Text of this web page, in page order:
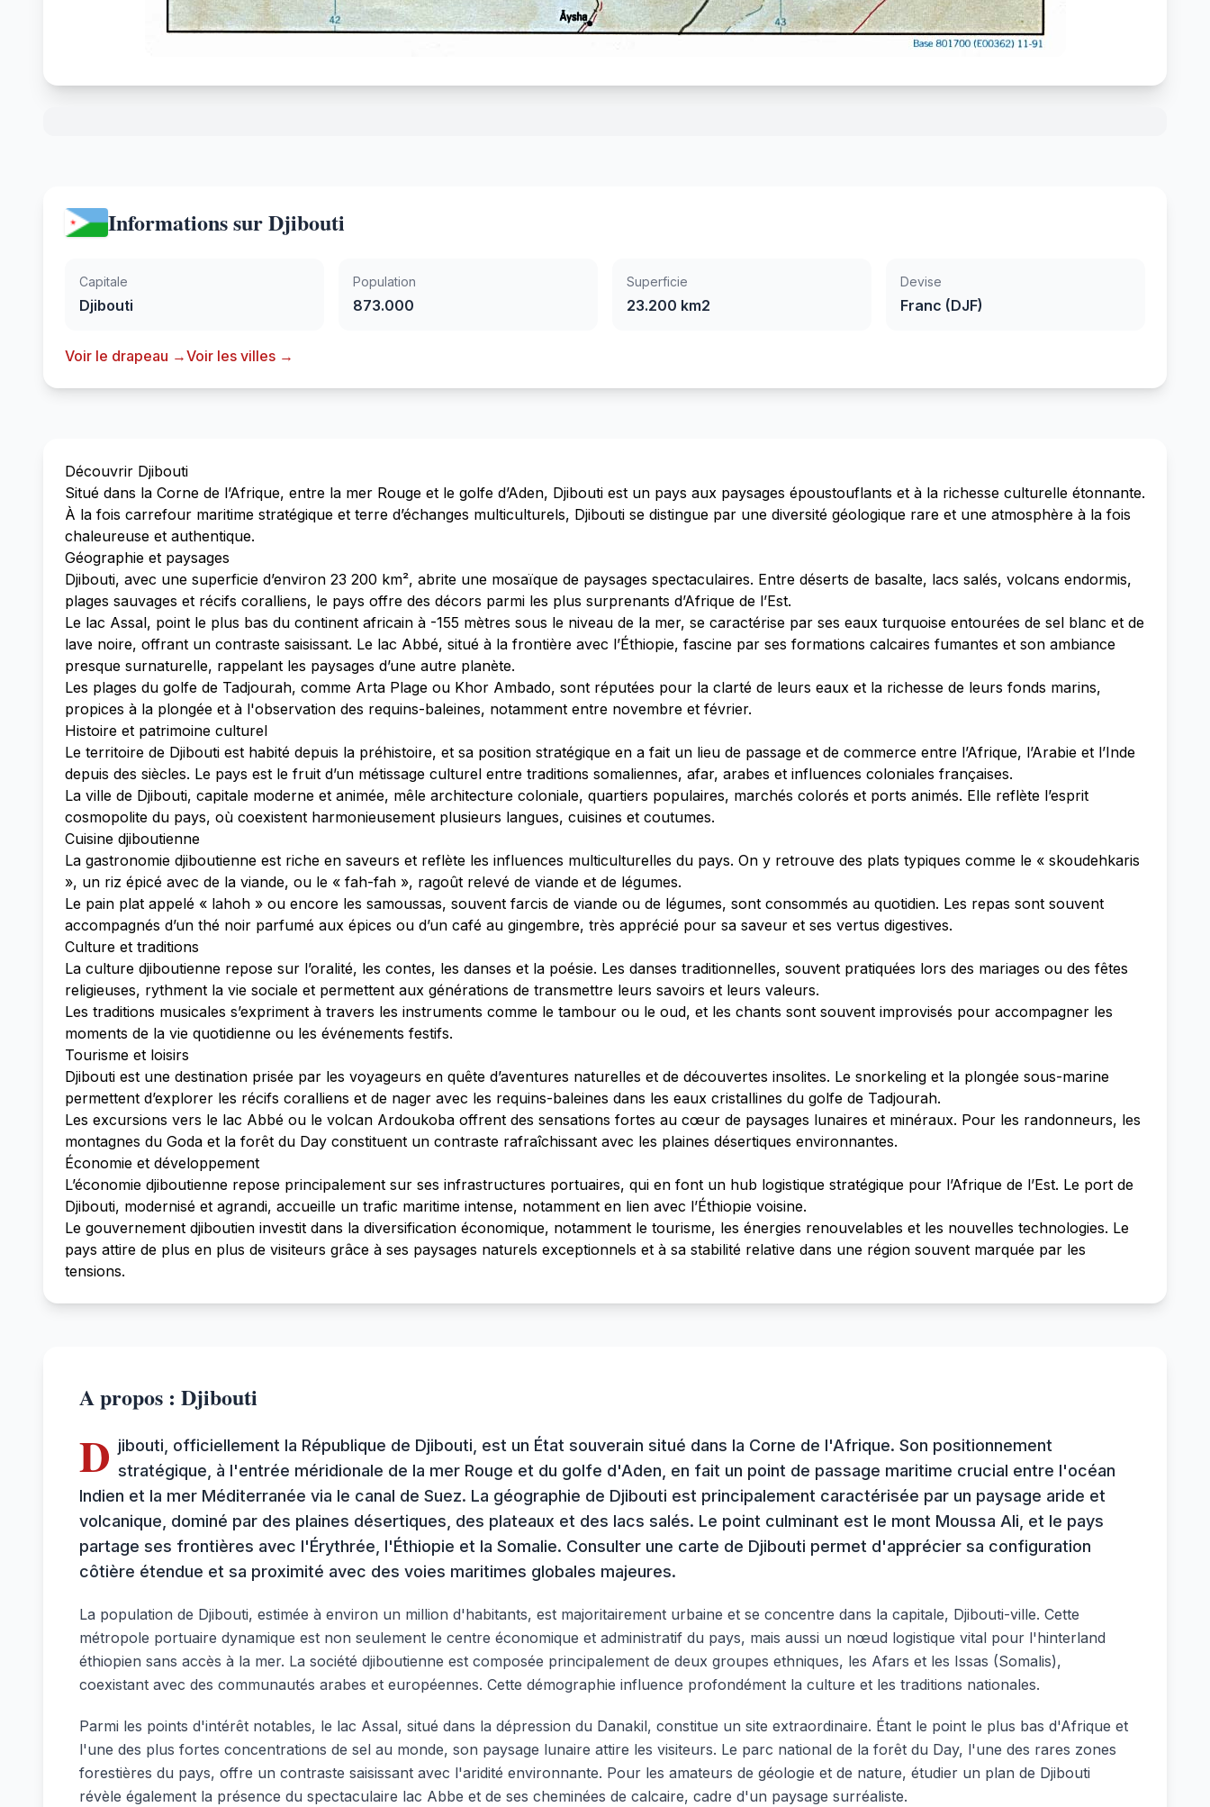
Informations sur Djibouti
Capitale
Djibouti
Population
873.000
Superficie
23.200 km2
Devise
Franc (DJF)
Voir le drapeau →Voir les villes →
Découvrir Djibouti
Situé dans la Corne de l’Afrique, entre la mer Rouge et le golfe d’Aden, Djibouti est un pays aux paysages époustouflants et à la richesse culturelle étonnante.
À la fois carrefour maritime stratégique et terre d’échanges multiculturels, Djibouti se distingue par une diversité géologique rare et une atmosphère à la fois
chaleureuse et authentique.
Géographie et paysages
Djibouti, avec une superficie d’environ 23 200 km², abrite une mosaïque de paysages spectaculaires. Entre déserts de basalte, lacs salés, volcans endormis,
plages sauvages et récifs coralliens, le pays offre des décors parmi les plus surprenants d’Afrique de l’Est.
Le lac Assal, point le plus bas du continent africain à -155 mètres sous le niveau de la mer, se caractérise par ses eaux turquoise entourées de sel blanc et de
lave noire, offrant un contraste saisissant. Le lac Abbé, situé à la frontière avec l’Éthiopie, fascine par ses formations calcaires fumantes et son ambiance
presque surnaturelle, rappelant les paysages d’une autre planète.
Les plages du golfe de Tadjourah, comme Arta Plage ou Khor Ambado, sont réputées pour la clarté de leurs eaux et la richesse de leurs fonds marins,
propices à la plongée et à l'observation des requins-baleines, notamment entre novembre et février.
Histoire et patrimoine culturel
Le territoire de Djibouti est habité depuis la préhistoire, et sa position stratégique en a fait un lieu de passage et de commerce entre l’Afrique, l’Arabie et l’Inde
depuis des siècles. Le pays est le fruit d’un métissage culturel entre traditions somaliennes, afar, arabes et influences coloniales françaises.
La ville de Djibouti, capitale moderne et animée, mêle architecture coloniale, quartiers populaires, marchés colorés et ports animés. Elle reflète l’esprit
cosmopolite du pays, où coexistent harmonieusement plusieurs langues, cuisines et coutumes.
Cuisine djiboutienne
La gastronomie djiboutienne est riche en saveurs et reflète les influences multiculturelles du pays. On y retrouve des plats typiques comme le « skoudehkaris
», un riz épicé avec de la viande, ou le « fah-fah », ragoût relevé de viande et de légumes.
Le pain plat appelé « lahoh » ou encore les samoussas, souvent farcis de viande ou de légumes, sont consommés au quotidien. Les repas sont souvent
accompagnés d’un thé noir parfumé aux épices ou d’un café au gingembre, très apprécié pour sa saveur et ses vertus digestives.
Culture et traditions
La culture djiboutienne repose sur l’oralité, les contes, les danses et la poésie. Les danses traditionnelles, souvent pratiquées lors des mariages ou des fêtes
religieuses, rythment la vie sociale et permettent aux générations de transmettre leurs savoirs et leurs valeurs.
Les traditions musicales s’expriment à travers les instruments comme le tambour ou le oud, et les chants sont souvent improvisés pour accompagner les
moments de la vie quotidienne ou les événements festifs.
Tourisme et loisirs
Djibouti est une destination prisée par les voyageurs en quête d’aventures naturelles et de découvertes insolites. Le snorkeling et la plongée sous-marine
permettent d’explorer les récifs coralliens et de nager avec les requins-baleines dans les eaux cristallines du golfe de Tadjourah.
Les excursions vers le lac Abbé ou le volcan Ardoukoba offrent des sensations fortes au cœur de paysages lunaires et minéraux. Pour les randonneurs, les
montagnes du Goda et la forêt du Day constituent un contraste rafraîchissant avec les plaines désertiques environnantes.
Économie et développement
L’économie djiboutienne repose principalement sur ses infrastructures portuaires, qui en font un hub logistique stratégique pour l’Afrique de l’Est. Le port de
Djibouti, modernisé et agrandi, accueille un trafic maritime intense, notamment en lien avec l’Éthiopie voisine.
Le gouvernement djiboutien investit dans la diversification économique, notamment le tourisme, les énergies renouvelables et les nouvelles technologies. Le
pays attire de plus en plus de visiteurs grâce à ses paysages naturels exceptionnels et à sa stabilité relative dans une région souvent marquée par les
tensions.
A propos : Djibouti
D jibouti, officiellement la République de Djibouti, est un État souverain situé dans la Corne de l'Afrique. Son positionnement
stratégique, à l'entrée méridionale de la mer Rouge et du golfe d'Aden, en fait un point de passage maritime crucial entre l'océan
Indien et la mer Méditerranée via le canal de Suez. La géographie de Djibouti est principalement caractérisée par un paysage aride et
volcanique, dominé par des plaines désertiques, des plateaux et des lacs salés. Le point culminant est le mont Moussa Ali, et le pays
partage ses frontières avec l'Érythrée, l'Éthiopie et la Somalie. Consulter une carte de Djibouti permet d'apprécier sa configuration
côtière étendue et sa proximité avec des voies maritimes globales majeures.
La population de Djibouti, estimée à environ un million d'habitants, est majoritairement urbaine et se concentre dans la capitale, Djibouti-ville. Cette
métropole portuaire dynamique est non seulement le centre économique et administratif du pays, mais aussi un nœud logistique vital pour l'hinterland
éthiopien sans accès à la mer. La société djiboutienne est composée principalement de deux groupes ethniques, les Afars et les Issas (Somalis),
coexistant avec des communautés arabes et européennes. Cette démographie influence profondément la culture et les traditions nationales.
Parmi les points d'intérêt notables, le lac Assal, situé dans la dépression du Danakil, constitue un site extraordinaire. Étant le point le plus bas d'Afrique et
l'une des plus fortes concentrations de sel au monde, son paysage lunaire attire les visiteurs. Le parc national de la forêt du Day, l'une des rares zones
forestières du pays, offre un contraste saisissant avec l'aridité environnante. Pour les amateurs de géologie et de nature, étudier un plan de Djibouti
révèle également la présence du spectaculaire lac Abbe et de ses cheminées de calcaire, cadre d'un paysage surréaliste.